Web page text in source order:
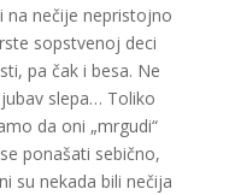
nečije nepristojno
sopstvenoj deci
pa čak i besa. Ne
slepa… Toliko
da oni „mrgudi“
ponašati sebično,
su nekada bili nečija